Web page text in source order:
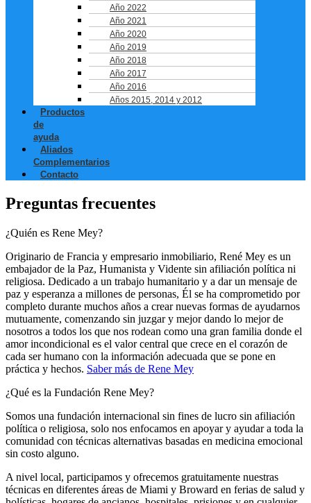
Año 2022
Año 2021
Año 2020
Año 2019
Año 2018
Año 2017
Año 2016
Años 2015, 2014 y 2012
Productos
de
ayuda
Aliados
Complementarios
Contacto
Preguntas frecuentes
¿Quién es Rene Mey?
Originario de Francia y empresario inmobiliario, René Mey es un
embajador de la Paz, Humanista y Vidente sin afiliación política ni
religiosa. Dedicado a un trabajo humanitario y a dar un mensaje de
paz y esperanza a millones de personas, Él se ha comprometido por
completo durante muchos años a crear nuevas formas de ayudarnos
mutuamente, comenzando sin juzgar y mejor dando lo mejor de
nosotros a todos los que nos rodean como una gran familia donde el
amor incondicional es el valor central que crece en el corazón de
cada ser humano con la información adecuada que se pone en
práctica y hechos. Saber más de Rene Mey
¿Qué es la Fundación Rene Mey?
Somos una fundación internacional sin fines de lucro sin afiliación
política o religiosa, solo nos enfocamos en apoyar y ayudar a toda la
comunidad con técnicas alternativas basadas en medicina emocional
sin costo alguno.
A nivel local, participamos y ofrecemos gratuitamente nuestras
técnicas en diferentes áreas de Miami y Broward en ferias de salud y